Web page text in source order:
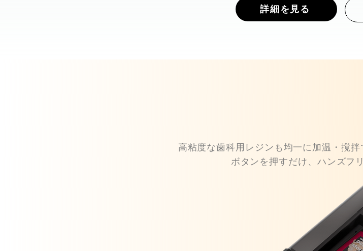
詳細を見る
高粘度な歯科用レジンも均一に加温・撹拌
ボタンを押すだけ、ハンズフ